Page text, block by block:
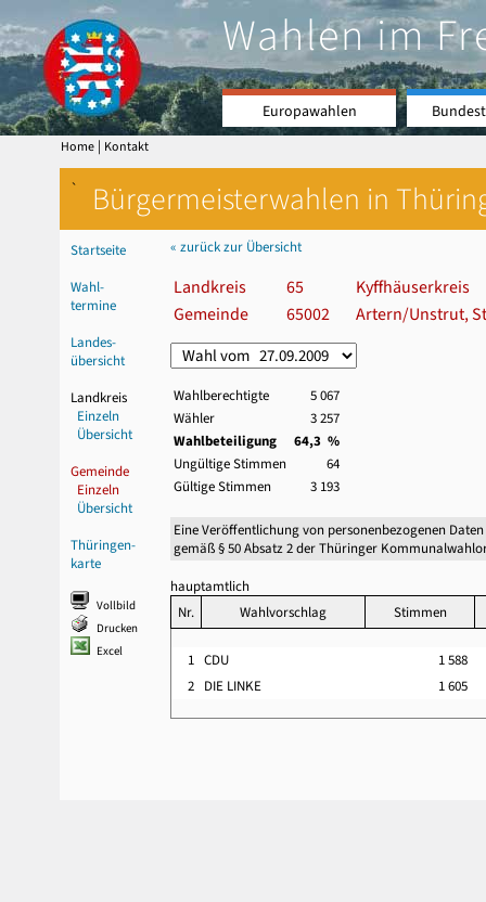
Wahlen im
Europawahlen
Home | Kontakt
` Bürgermeisterwahlen in
Startseite
Wahl-
termine
Landes-
übersicht
Landkreis
Einzeln
Übersicht
Gemeinde
Einzeln
Übersicht
Thüringen-
karte
Vollbild
Drucken
Excel
« zurück zur Übersicht
Landkreis 65
Kyffhäuserkreis
Gemeinde
65002 Artern/Unstrut,
Wahlberechtigte
5 067
Wähler
3 257
Wahlbeteiligung
64,3 %
Ungültige Stimmen
64
Gültige Stimmen
3 193
Eine Veröffentlichung von personenbezogenen
gemäß § 50 Absatz 2 der Thüringer
hauptamtlich
Nr.
Wahlvorschlag Stimmen
1 CDU
1 588
2 DIE LINKE 1 605